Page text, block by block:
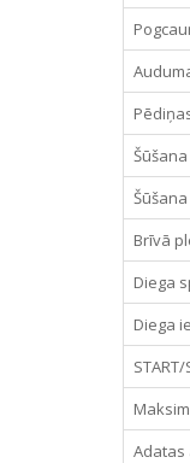
Brīvā
Diega
Diega
Adatas